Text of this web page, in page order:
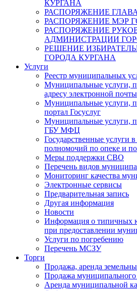
КУРГАНА
РАСПОРЯЖЕНИЕ
РАСПОРЯЖЕНИЕ МЭР
РАСПОРЯЖЕНИЕ
АДМИНИСТРАЦИИ
РЕШЕНИЕ
ГОРОДА КУРГАНА
Услуги
Реестр муниципальных
Муниципальные услуги,
адресу электронной почты
Муниципальные услуги,
портал Госуслуг
Муниципальные услуги,
ГБУ МФЦ
Государственные услуги
полномочий по опеке и
Меры поддержки СВО
Перечень видов
Мониторинг качества
Электронные сервисы
Предварительная запись
Другая информация
Новости
Информация о типичных
при предоставлении
Услуги по погребению
Перечень МСЗУ
Торги
Продажа, аренда
Продажа
Аренда муниципальной